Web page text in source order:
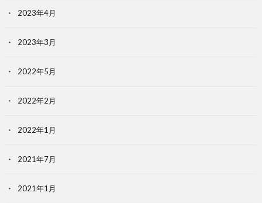
2023年4月
2023年3月
2022年5月
2022年2月
2022年1月
2021年7月
2021年1月